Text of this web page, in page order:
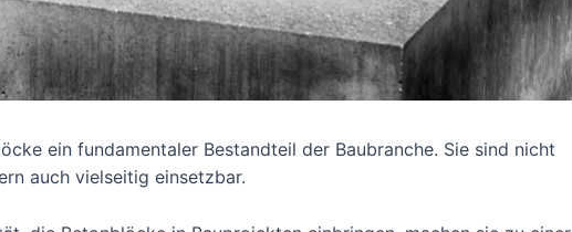
ein fundamentaler Bestandteil der Baubranche. Sie sind nicht
auch vielseitig einsetzbar.